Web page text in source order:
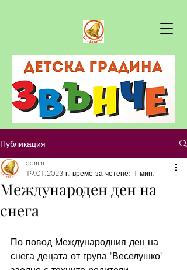
Публикация
Международен ден на
снега
admin
19.01.2023 г. време за четене: 1 мин.
По повод Международния ден на
снега децата от група "Веселушко"